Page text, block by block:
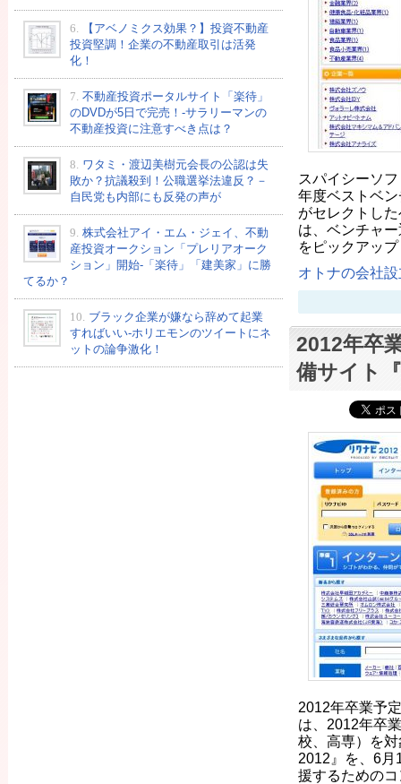
6.
【アベノミクス効果？】投資不動産
投資堅調！企業の不動産取引は活発
化！
7. 不動産投資ポータルサイト「楽待」
のDVDが5日で完売！-サラリーマンの
不動産投資に注意すべき点は？
8. ワタミ・渡辺美樹元会長の公認は失
敗か？抗議殺到！公職選挙法違反？－
自民党も内部にも反発の声が
9. 株式会社アイ・エム・ジェイ、不動
産投資オークション「プレリアオーク
ション」開始-「楽待」「建美家」に勝
てるか？
10. ブラック企業が嫌なら辞めて起業
すればいい-ホリエモンのツイートにネ
ットの論争激化！
スパイシーソ
年度ベストベ
がセレクトし
は、ベンチャ
をピックアッ
オトナの会社
2012年卒
備サイト
2012年卒業予
は、2012年卒
校、高専）を
2012』を、6月
援するための